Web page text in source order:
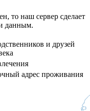
то наш сервер сделает
данным.
и друзей
адрес проживания